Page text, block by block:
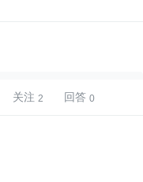
关注 回答